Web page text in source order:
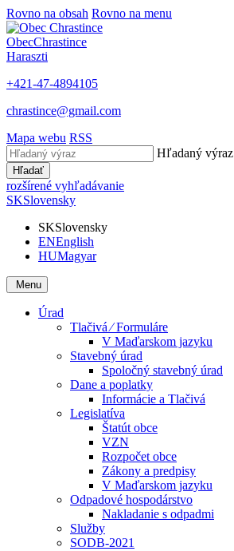
Rovno na obsah Rovno na menu
ObecChrastince
Haraszti
+421-47-4894105
chrastince@gmail.com
Mapa webu RSS
Hľadaný výraz
Hľadať
rozšírené vyhľadávanie
SKSlovensky
SKSlovensky
ENEnglish
HUMagyar
Menu
Úrad
Tlačivá ⁄ Formuláre
V Maďarskom jazyku
Stavebný úrad
Spoločný stavebný úrad
Dane a poplatky
Informácie a Tlačivá
Legislatíva
Štatút obce
VZN
Rozpočet obce
Zákony a predpisy
V Maďarskom jazyku
Odpadové hospodárstvo
Nakladanie s odpadmi
Služby
SODB-2021